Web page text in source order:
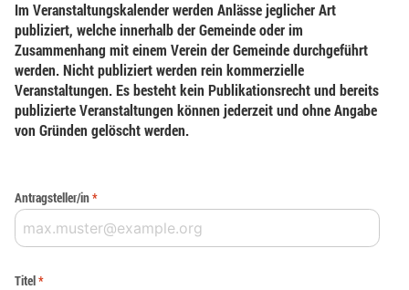
Im Veranstaltungskalender werden Anlässe jeglicher Art
publiziert, welche innerhalb der Gemeinde oder im
Zusammenhang mit einem Verein der Gemeinde durchgeführt
werden. Nicht publiziert werden rein kommerzielle
Veranstaltungen. Es besteht kein Publikationsrecht und bereits
publizierte Veranstaltungen können jederzeit und ohne Angabe
von Gründen gelöscht werden.
Antragsteller/in*
Titel*